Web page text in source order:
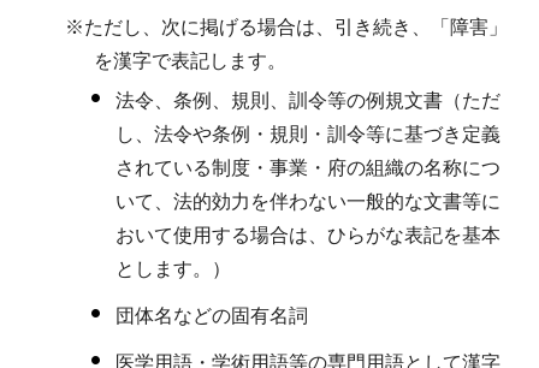
※ただし、次に掲げる場合は、引き続き、「障害」
を漢字で表記します。
法令、条例、規則、訓令等の例規文書（ただ
し、法令や条例・規則・訓令等に基づき定義
されている制度・事業・府の組織の名称につ
いて、法的効力を伴わない一般的な文書等に
おいて使用する場合は、ひらがな表記を基本
とします。）
団体名などの固有名詞
医学用語・学術用語等の専門用語として漢字